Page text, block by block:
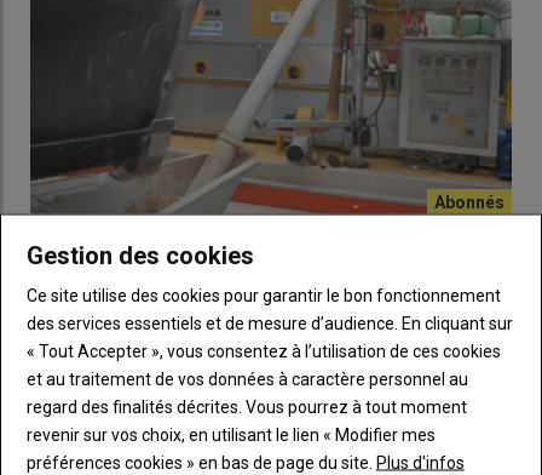
« En Centre-Val de Loire, je cultive du soja pour mes
chèvres »
02 mai 2025
Depuis quatre ans, Mathilde Kippert cultive du soja puis le fait
toaster par sa Cuma. Elle améliore ainsi son…
Gestion des cookies
Ce site utilise des cookies pour garantir le bon fonctionnement
des services essentiels et de mesure d’audience. En cliquant sur
« Tout Accepter », vous consentez à l’utilisation de ces cookies
et au traitement de vos données à caractère personnel au
regard des finalités décrites. Vous pourrez à tout moment
revenir sur vos choix, en utilisant le lien « Modifier mes
préférences cookies » en bas de page du site. Plus d'infos